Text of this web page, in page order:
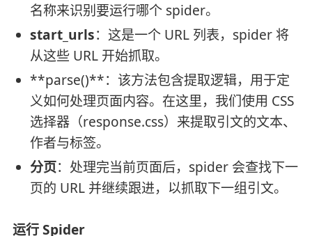
名称来识别要运行哪个 spider。
start_urls：这是一个 URL 列表，spider 将
从这些 URL 开始抓取。
**parse()**：该方法包含提取逻辑，用于定
义如何处理页面内容。在这里，我们使用 CSS
选择器（response.css）来提取引文的文本、
作者与标签。
分页：处理完当前页面后，spider 会查找下一
页的 URL 并继续跟进，以抓取下一组引文。
运行 Spider